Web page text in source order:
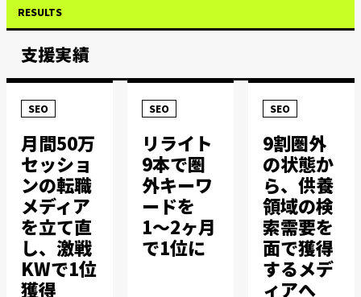
RESULTS
支援実績
SEO
月間50万
セッショ
ンの転職
メディア
を立て直
し、激戦
KWで1位
獲得
SEO
リライト
9本で圏
外キーワ
ードを
1〜2ヶ月
で1位に
SEO
9割圏外
の状態か
ら、供養
領域の検
索需要を
面で獲得
するメデ
ィアへ